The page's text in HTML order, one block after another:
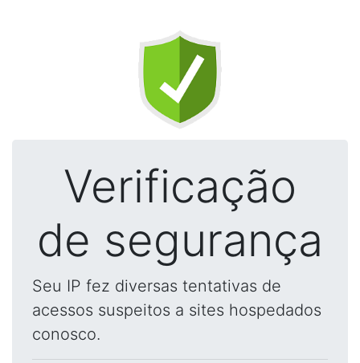
Verificação
de segurança
Seu IP fez diversas tentativas de
acessos suspeitos a sites hospedados
conosco.